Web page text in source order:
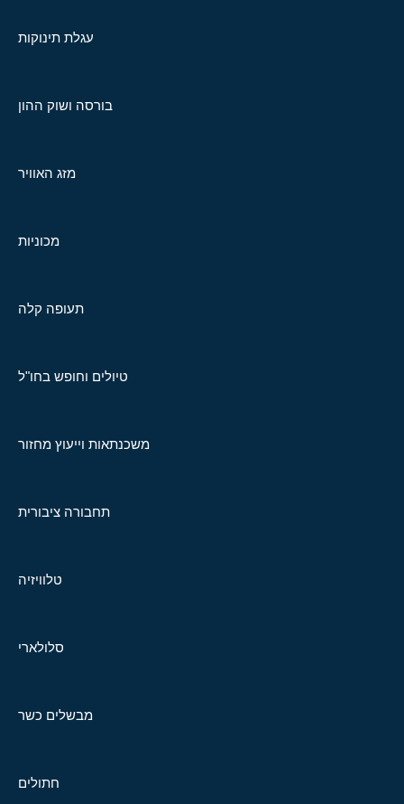
עגלת תינוקות
בורסה ושוק ההון
מזג האוויר
מכוניות
תעופה קלה
טיולים וחופש בחו"ל
משכנתאות וייעוץ מחזור
תחבורה ציבורית
טלוויזיה
סלולארי
מבשלים כשר
חתולים